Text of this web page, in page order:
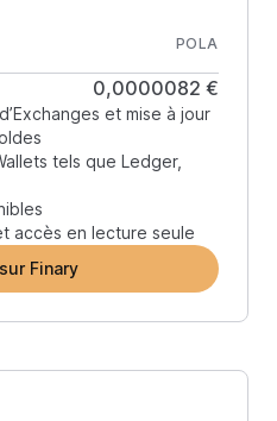
POLA
0,0000082 €
et mise à jour
tels que Ledger,
accès en lecture seule
Finary